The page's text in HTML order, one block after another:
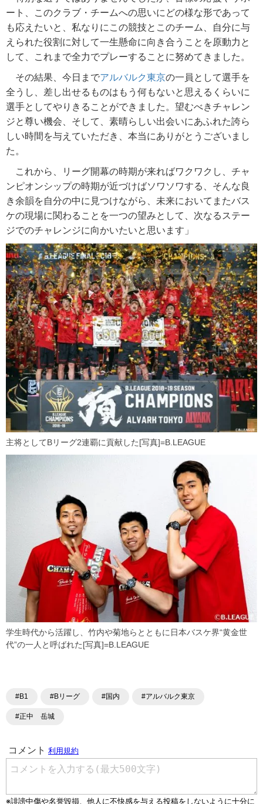
ート、このクラブ・チームへの思いにどの様な形であって
も応えたいと、私なりにこの競技とこのチーム、自分に与
えられた役割に対して一生懸命に向き合うことを原動力と
して、これまで全力でプレーすることに努めてきました。
その結果、今日までアルバルク東京の一員として選手を
全うし、差し出せるものはもう何もないと思えるくらいに
選手としてやりきることができました。望むべきチャレン
ジと尊い機会、そして、素晴らしい出会いにあふれた誇ら
しい時間を与えていただき、本当にありがとうございまし
た。
これから、リーグ開幕の時期が来ればワクワクし、チャ
ンピオンシップの時期が近づけばソワソワする、そんな良
き余韻を自分の中に見つけながら、未来においてまたバス
ケの現場に関わることを一つの望みとして、次なるステー
ジでのチャレンジに向かいたいと思います」
主将としてBリーグ2連覇に貢献した[写真]=B.LEAGUE
学生時代から活躍し、竹内や菊地らとともに日本バスケ界“黄金世
代”の一人と呼ばれた[写真]=B.LEAGUE
#B1 #Bリーグ #国内 #アルバルク東京
#正中 岳城